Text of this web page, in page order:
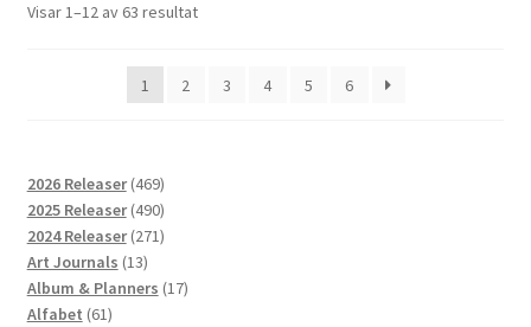
Visar 1–12 av 63 resultat
1 2 3 4 5 6
2026 Releaser 469469
produkter
2025 Releaser 490490
produkter
2024 Releaser 271271
Art Journals 1313
produkter
Album & Planners 1717
Alfabet 6161